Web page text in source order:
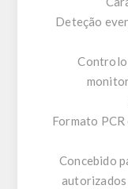
Deteção
Formato
Concebido
autorizados